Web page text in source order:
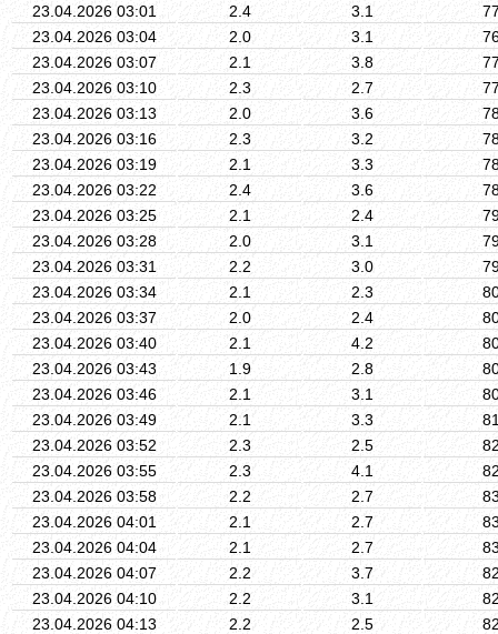
23.04.2026 03:01
2.4 3.1
23.04.2026 03:04
2.0 3.1
23.04.2026 03:07
2.1 3.8
23.04.2026 03:10
2.3 2.7
23.04.2026 03:13
2.0 3.6
23.04.2026 03:16
2.3 3.2
23.04.2026 03:19
2.1 3.3
23.04.2026 03:22
2.4 3.6
23.04.2026 03:25
2.1 2.4
23.04.2026 03:28
2.0 3.1
23.04.2026 03:31
2.2 3.0
23.04.2026 03:34
2.1 2.3
23.04.2026 03:37
2.0 2.4
23.04.2026 03:40
2.1 4.2
23.04.2026 03:43
1.9 2.8
23.04.2026 03:46
2.1 3.1
23.04.2026 03:49
2.1 3.3
23.04.2026 03:52
2.3 2.5
23.04.2026 03:55
2.3 4.1
23.04.2026 03:58
2.2 2.7
23.04.2026 04:01
2.1 2.7
23.04.2026 04:04
2.1 2.7
23.04.2026 04:07
2.2 3.7
23.04.2026 04:10
2.2 3.1
23.04.2026 04:13
2.2 2.5